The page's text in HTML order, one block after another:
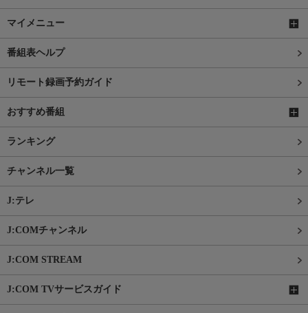
マイメニュー
番組表ヘルプ
リモート録画予約ガイド
おすすめ番組
ランキング
チャンネル一覧
J:テレ
J:COMチャンネル
J:COM STREAM
J:COM TVサービスガイド